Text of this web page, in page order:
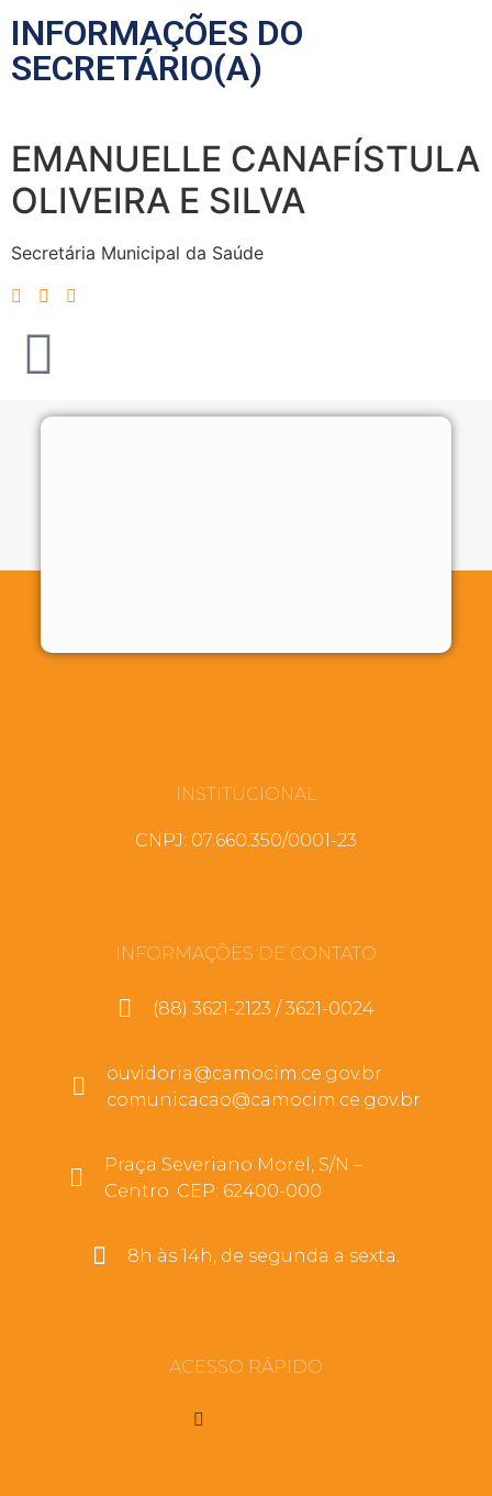
INFORMAÇÕES DO
SECRETÁRIO(A)
EMANUELLE CANAFÍSTULA
OLIVEIRA E SILVA
Secretária Municipal da Saúde
INSTITUCIONAL
CNPJ: 07.660.350/0001-23
INFORMAÇÕES DE CONTATO
(88) 3621-2123 / 3621-0024
ouvidoria@camocim.ce.gov.br
comunicacao@camocim.ce.gov.br
Praça Severiano Morel, S/N –
Centro. CEP: 62400-000
8h às 14h, de segunda a sexta.
ACESSO RÁPIDO